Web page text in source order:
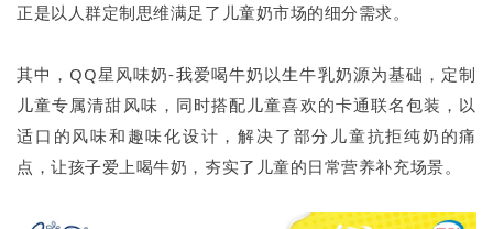
正是以人群定制思维满足了儿童奶市场的细分需求。
其中，QQ星风味奶-我爱喝牛奶以生牛乳奶源为基础，定制
儿童专属清甜风味，同时搭配儿童喜欢的卡通联名包装，以
适口的风味和趣味化设计，解决了部分儿童抗拒纯奶的痛
点，让孩子爱上喝牛奶，夯实了儿童的日常营养补充场景。